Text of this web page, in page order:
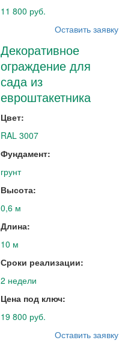
11 800 руб.
Оставить заявку
Декоративное
ограждение для
сада из
евроштакетника
Цвет:
RAL 3007
Фундамент:
грунт
Высота:
0,6 м
Длина:
10 м
Сроки реализации:
2 недели
Цена под ключ:
19 800 руб.
Оставить заявку